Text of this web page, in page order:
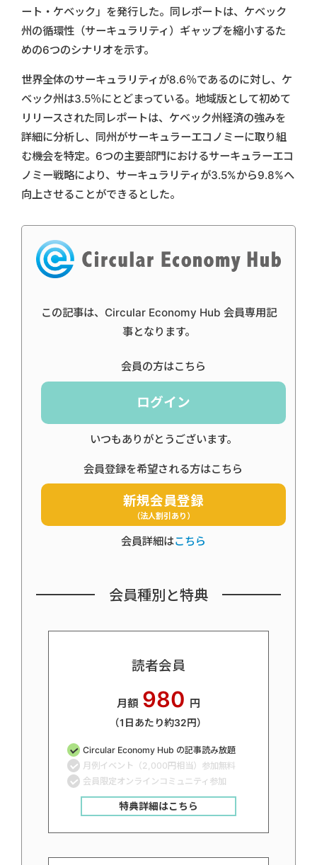
ート・ケベック」を発行した。同レポートは、ケベック
州の循環性（サーキュラリティ）ギャップを縮小するた
めの6つのシナリオを示す。
世界全体のサーキュラリティが8.6％であるのに対し、ケ
ベック州は3.5％にとどまっている。地域版として初めて
リリースされた同レポートは、ケベック州経済の強みを
詳細に分析し、同州がサーキュラーエコノミーに取り組
む機会を特定。6つの主要部門におけるサーキュラーエコ
ノミー戦略により、サーキュラリティが3.5%から9.8%へ
向上させることができるとした。
この記事は、Circular Economy Hub 会員専用記
事となります。
会員の方はこちら
ログイン
いつもありがとうございます。
会員登録を希望される方はこちら
新規会員登録
（法人割引あり）
会員詳細はこちら
会員種別と特典
読者会員
月額 980 円
（1日あたり約32円）
Circular Economy Hub の記事読み放題
月例イベント（2,000円相当）参加無料
会員限定オンラインコミュニティ参加
特典詳細はこちら